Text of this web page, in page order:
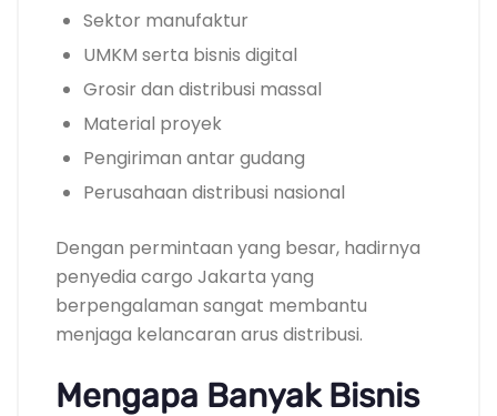
Sektor manufaktur
UMKM serta bisnis digital
Grosir dan distribusi massal
Material proyek
Pengiriman antar gudang
Perusahaan distribusi nasional
Dengan permintaan yang besar, hadirnya
penyedia cargo Jakarta yang
berpengalaman sangat membantu
menjaga kelancaran arus distribusi.
Mengapa Banyak Bisnis